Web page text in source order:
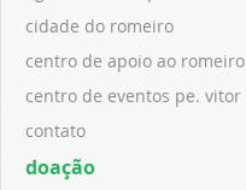
cidade do romeiro
centro de apoio ao romeiro
centro de eventos pe. vitor
contato
doação